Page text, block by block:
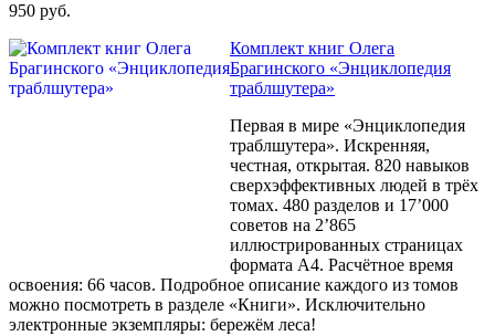
950 руб.
Комплект книг Олега
Брагинского «Энциклопедия
траблшутера»
Первая в мире «Энциклопедия
траблшутера». Искренняя,
честная, открытая. 820 навыков
сверхэффективных людей в трёх
томах. 480 разделов и 17’000
советов на 2’865
иллюстрированных страницах
формата А4. Расчётное время
освоения: 66 часов. Подробное описание каждого из томов
можно посмотреть в разделе «Книги». Исключительно
электронные экземпляры: бережём леса!